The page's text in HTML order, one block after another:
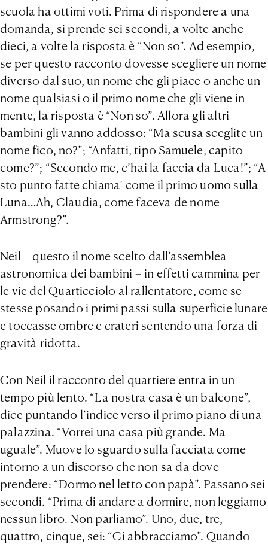
scuola ha ottimi voti. Prima di rispondere a una
domanda, si prende sei secondi, a volte anche
dieci, a volte la risposta è “Non so”. Ad esempio,
se per questo racconto dovesse scegliere un nome
diverso dal suo, un nome che gli piace o anche un
nome qualsiasi o il primo nome che gli viene in
mente, la risposta è “Non so”. Allora gli altri
bambini gli vanno addosso: “Ma scusa sceglite un
nome fico, no?”; “Anfatti, tipo Samuele, capito
come?”; “Secondo me, c’hai la faccia da Luca!”; “A
sto punto fatte chiama’ come il primo uomo sulla
Luna…Ah, Claudia, come faceva de nome
Armstrong?”.
Neil – questo il nome scelto dall’assemblea
astronomica dei bambini – in effetti cammina per
le vie del Quarticciolo al rallentatore, come se
stesse posando i primi passi sulla superficie lunare
e toccasse ombre e crateri sentendo una forza di
gravità ridotta.
Con Neil il racconto del quartiere entra in un
tempo più lento. “La nostra casa è un balcone”,
dice puntando l’indice verso il primo piano di una
palazzina. “Vorrei una casa più grande. Ma
uguale”. Muove lo sguardo sulla facciata come
intorno a un discorso che non sa da dove
prendere: “Dormo nel letto con papà”. Passano sei
secondi. “Prima di andare a dormire, non leggiamo
nessun libro. Non parliamo”. Uno, due, tre,
quattro, cinque, sei: “Ci abbracciamo”. Quando